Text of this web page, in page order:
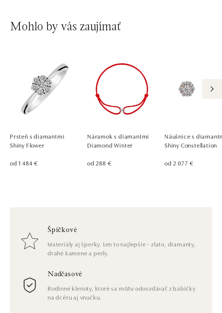
Mohlo by vás zaujímať
Prsteň s diamantmi
Shiny Flower
od 1 484 €
Náramok s diamantmi
Diamond Winter
od 288 €
Náušnice s
Shiny Constellation
od 2 077 €
Špičkové
Materiály aj šperky. Len to najlepšie - zlato, diamanty,
drahé kamene a perly.
Nadčasové
Rodinné klenoty, ktoré sa môžu odovzdávať z babičky
na dcéru aj vnučku.